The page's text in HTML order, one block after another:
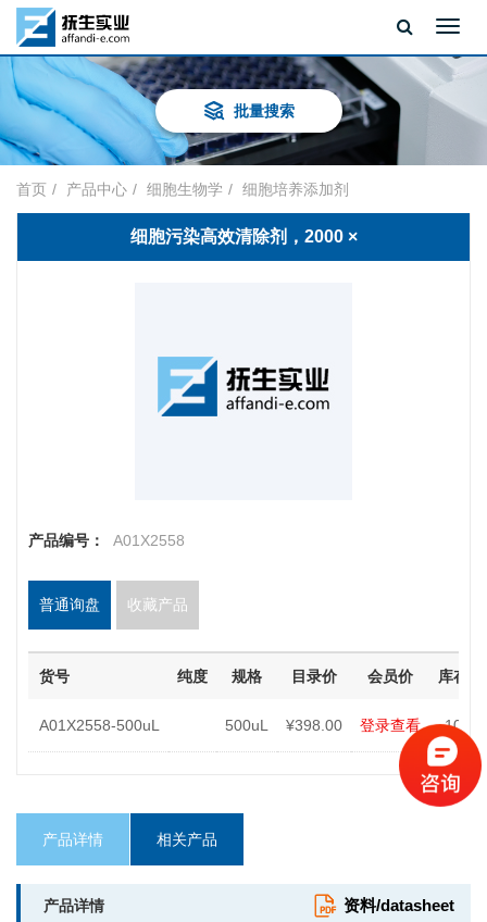
批量搜索
首页 产品中心 细胞生物学 细胞培养添加剂
细胞污染高效清除剂，2000 ×
产品编号： A01X2558
普通询盘 收藏产品
货号 纯度 规格 目录价 会员价 库存
A01X2558-500uL 500uL ¥398.00 登录查看 10
产品详情 相关产品
产品详情 资料/datasheet